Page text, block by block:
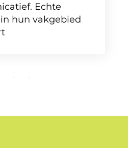
Echte
hun vakgebied